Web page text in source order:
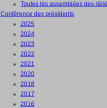
Toutes les assemblées des
Conférence des présidents
2025
2024
2023
2022
2021
2020
2018
2017
2016